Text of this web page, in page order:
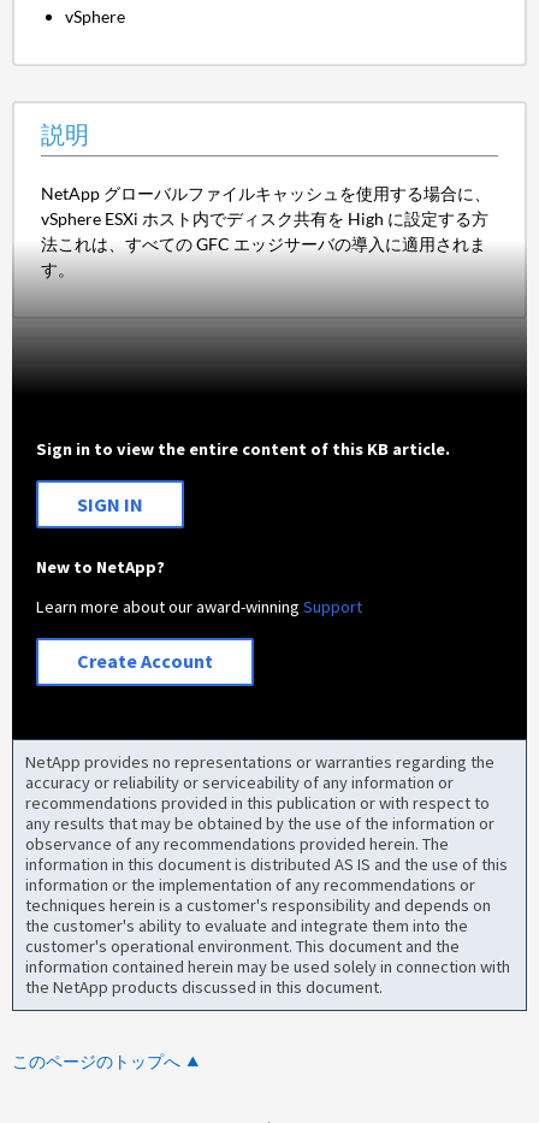
vSphere
説明
NetApp グローバルファイルキャッシュを使用する場合に、
vSphere ESXi ホスト内でディスク共有を High に設定する方
法これは、すべての GFC エッジサーバの導入に適用されま
す。
Sign in to view the entire content of this KB article.
SIGN IN
New to NetApp?
Learn more about our award-winningSupport
Create Account
NetApp provides no representations or warranties regarding the
accuracy or reliability or serviceability of any information or
recommendations provided in this publication or with respect to
any results that may be obtained by the use of the information or
observance of any recommendations provided herein. The
information in this document is distributed AS IS and the use of this
information or the implementation of any recommendations or
techniques herein is a customer's responsibility and depends on
the customer's ability to evaluate and integrate them into the
customer's operational environment. This document and the
information contained herein may be used solely in connection with
the NetApp products discussed in this document.
このページのトップへ